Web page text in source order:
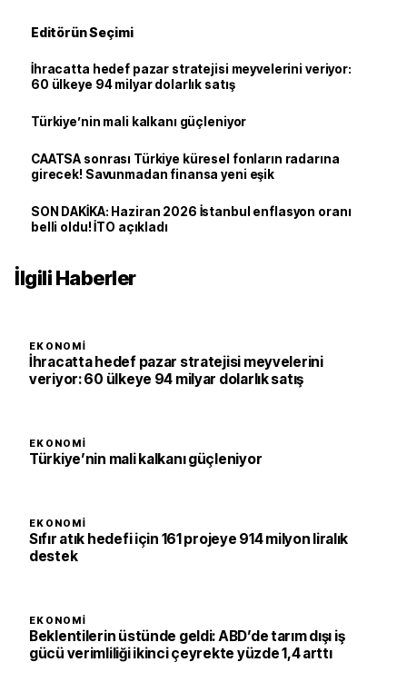
Editörün Seçimi
İhracatta hedef pazar stratejisi meyvelerini veriyor:
60 ülkeye 94 milyar dolarlık satış
Türkiye’nin mali kalkanı güçleniyor
CAATSA sonrası Türkiye küresel fonların radarına
girecek! Savunmadan finansa yeni eşik
SON DAKİKA: Haziran 2026 İstanbul enflasyon oranı
belli oldu! İTO açıkladı
İlgili Haberler
EKONOMI
İhracatta hedef pazar stratejisi meyvelerini
veriyor: 60 ülkeye 94 milyar dolarlık satış
EKONOMI
Türkiye’nin mali kalkanı güçleniyor
EKONOMI
Sıfır atık hedefi için 161 projeye 914 milyon liralık
destek
EKONOMI
Beklentilerin üstünde geldi: ABD’de tarım dışı iş
gücü verimliliği ikinci çeyrekte yüzde 1,4 arttı